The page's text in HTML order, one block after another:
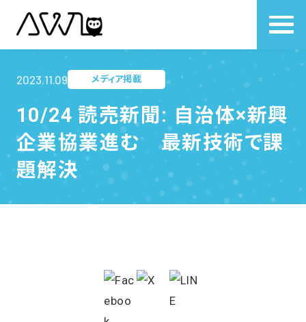
2023.11.09 メディア掲載
10/24 読売新聞: 自治体×新興
企業協業進む 最新技術で課
題解決